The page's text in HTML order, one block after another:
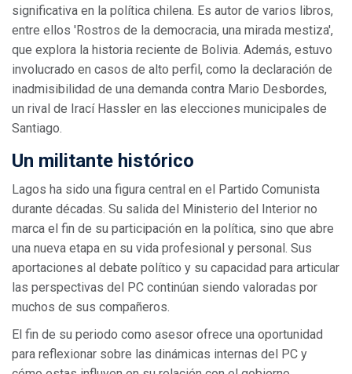
significativa en la política chilena. Es autor de varios libros,
entre ellos 'Rostros de la democracia, una mirada mestiza',
que explora la historia reciente de Bolivia. Además, estuvo
involucrado en casos de alto perfil, como la declaración de
inadmisibilidad de una demanda contra Mario Desbordes,
un rival de Irací Hassler en las elecciones municipales de
Santiago.
Un militante histórico
Lagos ha sido una figura central en el Partido Comunista
durante décadas. Su salida del Ministerio del Interior no
marca el fin de su participación en la política, sino que abre
una nueva etapa en su vida profesional y personal. Sus
aportaciones al debate político y su capacidad para articular
las perspectivas del PC continúan siendo valoradas por
muchos de sus compañeros.
El fin de su periodo como asesor ofrece una oportunidad
para reflexionar sobre las dinámicas internas del PC y